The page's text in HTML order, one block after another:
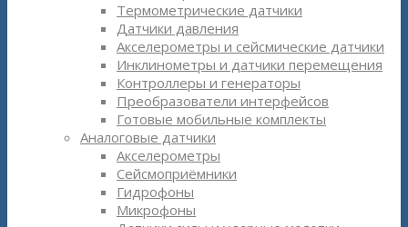
Термометрические датчики
Датчики давления
Акселерометры и сейсмические датчики
Инклинометры и датчики перемещения
Контроллеры и генераторы
Преобразователи интерфейсов
Готовые мобильные комплекты
Аналоговые датчики
Акселерометры
Сейсмоприёмники
Гидрофоны
Микрофоны